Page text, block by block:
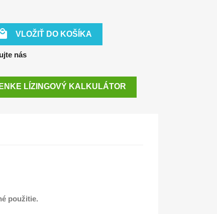
VLOŽIŤ DO KOŠÍKA
nás
LÍZINGOVÝ KALKULÁTOR
použitie.